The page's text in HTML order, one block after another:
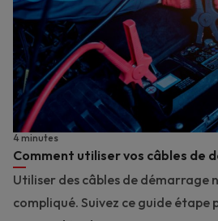
Comment utiliser vos câbles de
4 minutes
Utiliser des câbles de démarrage
compliqué. Suivez ce guide